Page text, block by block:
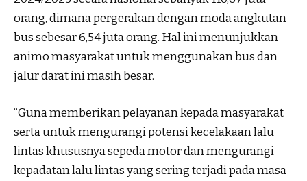
orang, dimana pergerakan dengan moda angkutan
bus sebesar 6,54 juta orang. Hal ini menunjukkan
animo masyarakat untuk menggunakan bus dan
jalur darat ini masih besar.
“Guna memberikan pelayanan kepada masyarakat
serta untuk mengurangi potensi kecelakaan lalu
lintas khususnya sepeda motor dan mengurangi
kepadatan lalu lintas yang sering terjadi pada masa